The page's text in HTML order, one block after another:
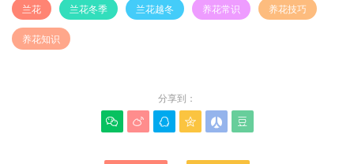
兰花 兰花冬季 兰花越冬 养花常识 养花技巧
养花知识
分享到：
     